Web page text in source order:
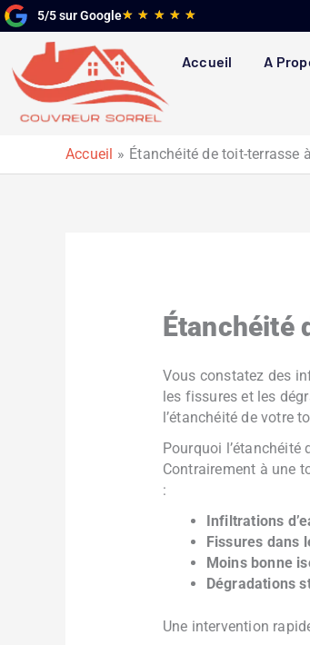
Aller
au
contenu
5/5 sur Google★ ★ ★ ★ ★
5
Accueil A
Accueil Étanchéité de toit-terrasse
Étanchéité
Vous constatez des
les fissures et les
l’étanchéité de votre
Pourquoi l’étanchéité
Contrairement à une
:
Infiltrations
Fissures dans
Moins bonne
Dégradations
Une intervention